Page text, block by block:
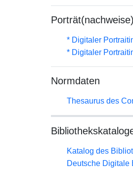
Porträt(nachweise)
* Digitaler
* Digitaler
Normdaten
Thesaurus des
Katalog des
Deutsche Digitale